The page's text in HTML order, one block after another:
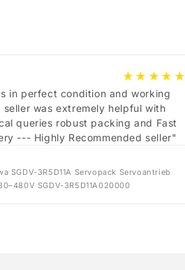
★★★★★
in perfect condition and working
seller was extremely helpful with
queries robust packing and Fast
--- Highly Recommended seller"
SGDV-3R5D11A Servopack Servoantrieb
SGDV-3R5D11A020000